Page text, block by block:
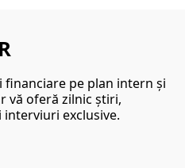
pe plan intern şi
vă oferă zilnic ştiri,
exclusive.